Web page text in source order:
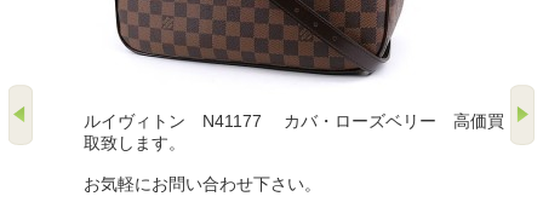
ルイヴィトン N41177 カバ・ローズベリー 高価買
取致します。
お気軽にお問い合わせ下さい。